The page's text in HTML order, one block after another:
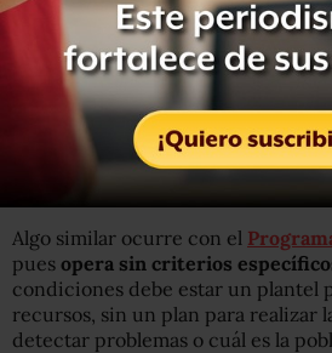
El informe que recibió el Congreso
que los alcances del programa se
del mismo, puesno se determina
debe tener una escuela para
público atender o en qué consiste
de la seguridad escolar”.
Algo similar ocurre con el
pues opera sin criterios
condiciones debe estar un plantel
recursos, sin un plan para realizar
detectar problemas o cuál es la